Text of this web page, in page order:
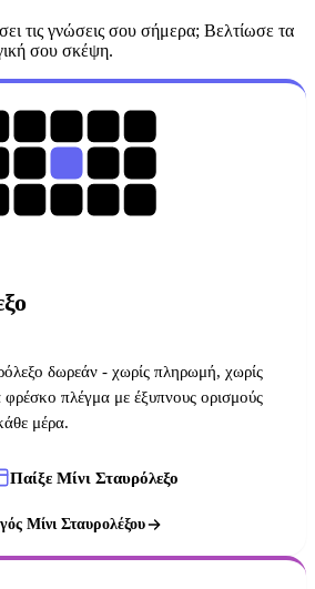
τις γνώσεις σου σήμερα; Βελτίωσε τα
σου σκέψη.
δωρεάν - χωρίς πληρωμή, χωρίς
πλέγμα με έξυπνους ορισμούς
μέρα.
Παίξε Μίνι Σταυρόλεξο
Μίνι Σταυρολέξου